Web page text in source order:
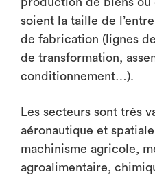
soient la taille de
de fabrication (lignes
de transformation,
conditionnement…).
Les secteurs sont très
aéronautique et
machinisme agricole,
agroalimentaire,